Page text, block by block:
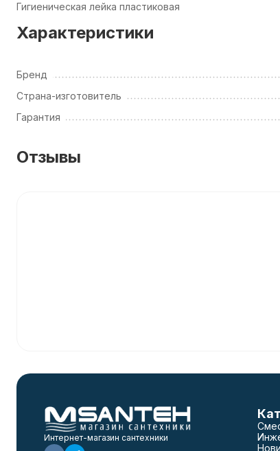
Гигиеническая лейка пластиковая
Характеристики
Бренд
Страна-изготовитель
Гарантия
Отзывы
Интернет-магазин сантехники